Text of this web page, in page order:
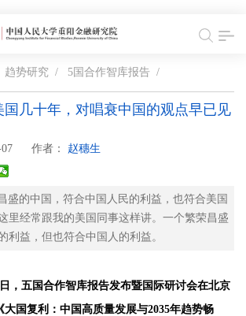
趋势研究 / 5国合作智库报告 /
国几十年，对唱衰中国的观点早已见
作者： 赵穗生
盛的中国，符合中国人民的利益，也符合美国
里经常跟我的美国同事这样讲。一个繁荣昌盛
利益，但也符合中国人的利益。
，五国合作智库报告发布暨国际研讨会在北京
国复利：中国高质量发展与2035年趋势畅